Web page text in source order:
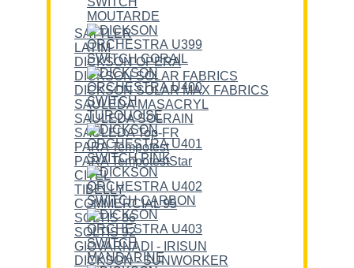
SATTLER
LATIM
DICKSON OPERA
DICKSON SOLAR FABRICS
DICKSON SOLAR MAX FABRICS
SAULEDA MASACRYL
SAULEDA SOLRAIN
SAULEDA Top-FR
PARA Tempotest
PARA TempotestStar
CITEL
TIBELLY
COMMERCIAL 95
SOLTIS 86
SOLTIS 92
GIOVARNADI - IRISUN
DICKSON - SUNWORKER